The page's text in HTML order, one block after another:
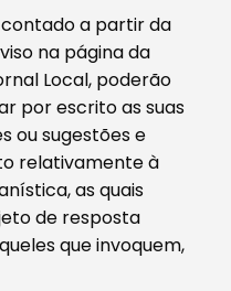
a partir da
na página da
Local, poderão
por escrito as suas
ou sugestões e
relativamente à
as quais
de resposta
que invoquem,